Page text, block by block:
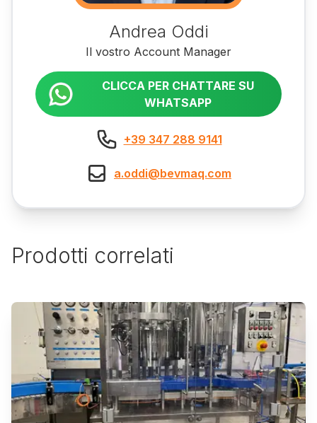
Andrea Oddi
Il vostro Account Manager
CLICCA PER CHATTARE SU
WHATSAPP
+39 347 288 9141
a.oddi@bevmaq.com
Prodotti correlati